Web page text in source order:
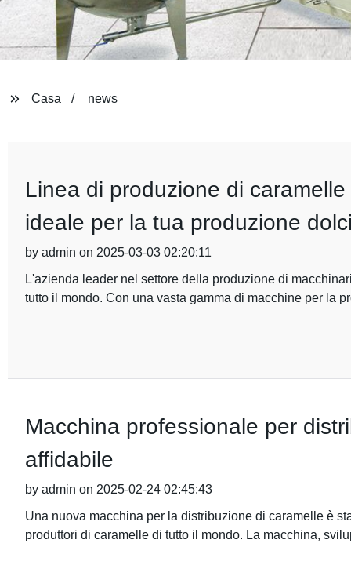
Casa news
Linea di produzione di
ideale per la tua produzione
by admin on 2025-03-03 02:20:11
L'azienda leader nel settore della produzione di
tutto il mondo. Con una vasta gamma di macchine per la
Macchina professionale per
affidabile
by admin on 2025-02-24 02:45:43
Una nuova macchina per la distribuzione di caramelle è
produttori di caramelle di tutto il mondo. La macchina,